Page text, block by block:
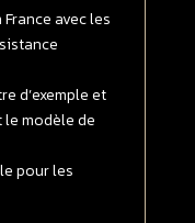
avec les
d’exemple et
le modèle de
pour les